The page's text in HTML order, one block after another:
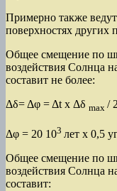
Примерно также
поверхностях других
Общее смещение по
воздействия Солнца
составит не более:
Δδ= Δφ = Δt х Δδ max / 2
Δφ = 20 103 лет x 0,5
Общее смещение по
воздействия Солнца
составит: